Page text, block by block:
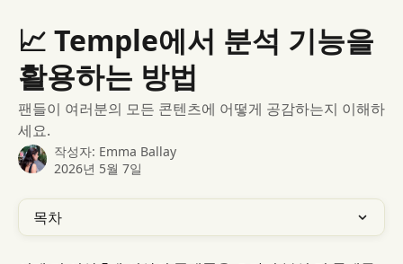
📈 Temple에서 분석 기능을
활용하는 방법
팬들이 여러분의 모든 콘텐츠에 어떻게 공감하는지 이해하
세요.
작성자: Emma Ballay
2026년 5월 7일
목차